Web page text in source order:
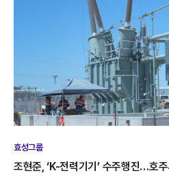
효성그룹
조현준, ‘K-전력기기’ 수주행진…호주